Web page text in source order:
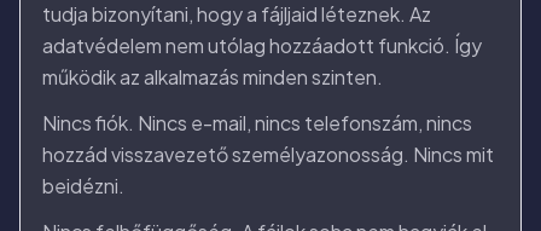
tudja bizonyítani, hogy a fájljaid léteznek. Az
adatvédelem nem utólag hozzáadott funkció. Így
működik az alkalmazás minden szinten.
Nincs fiók. Nincs e-mail, nincs telefonszám, nincs
hozzád visszavezető személyazonosság. Nincs mit
beidézni.